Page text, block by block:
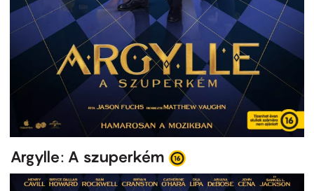
Argylle: A szuperkém